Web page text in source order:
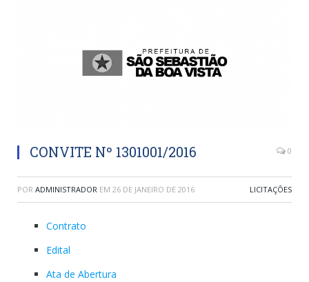
CONVITE Nº 1301001/2016 0
POR ADMINISTRADOR EM 26 DE JANEIRO DE 2016 LICITAÇÕES
Contrato
Edital
Ata de Abertura